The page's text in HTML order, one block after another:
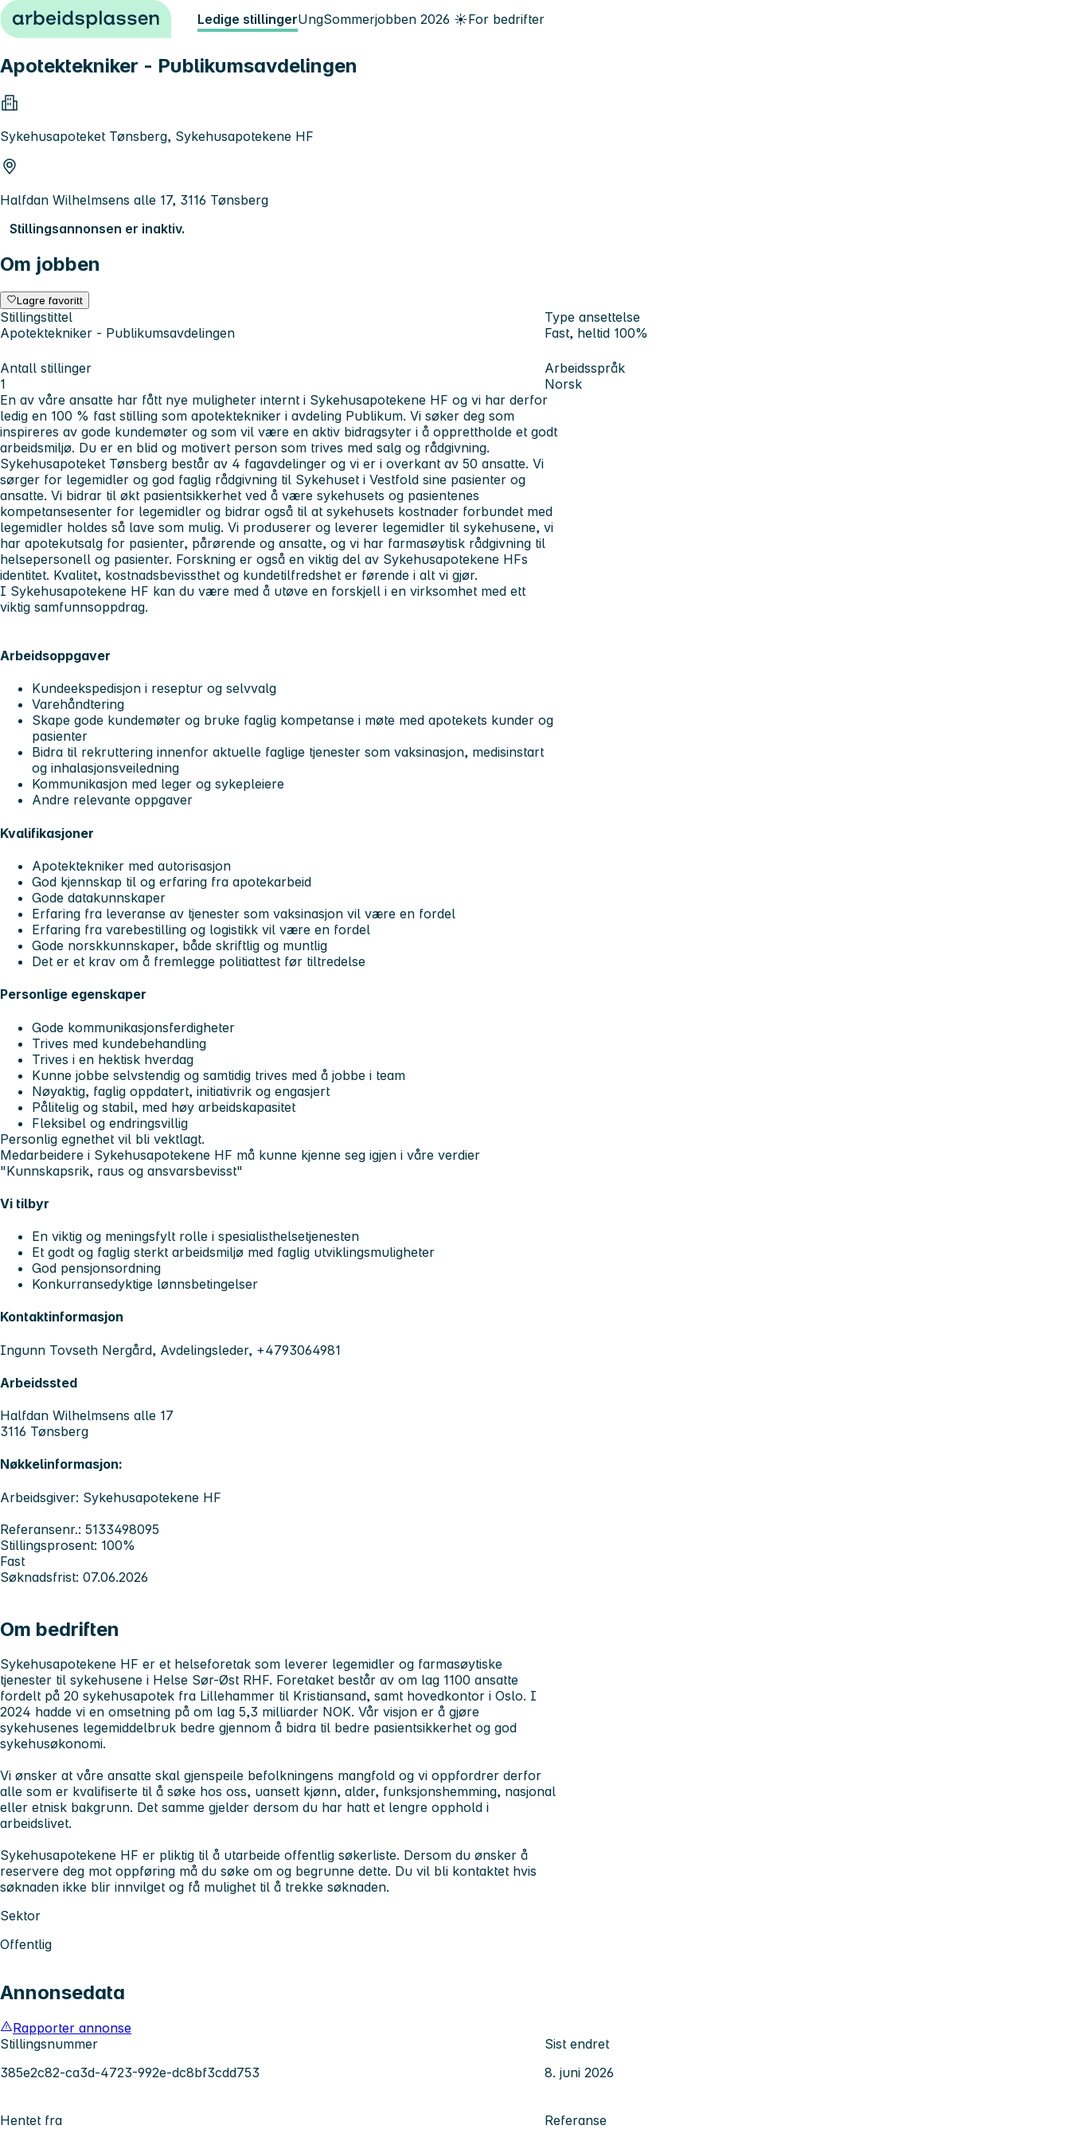
Hopp til innhold Ledige stillingerUngSommerjobben 2026 ☀️For bedrifter
Apotektekniker - Publikumsavdelingen
Sykehusapoteket Tønsberg, Sykehusapotekene HF
Halfdan Wilhelmsens alle 17, 3116 Tønsberg
Stillingsannonsen er inaktiv.
Om jobben
Lagre favoritt
Stillingstittel
Apotektekniker - Publikumsavdelingen
Type ansettelse
Fast, heltid 100%
Antall stillinger
1
Arbeidsspråk
Norsk
En av våre ansatte har fått nye muligheter internt i Sykehusapotekene HF og vi har derfor
ledig en 100 % fast stilling som apotektekniker i avdeling Publikum. Vi søker deg som
inspireres av gode kundemøter og som vil være en aktiv bidragsyter i å opprettholde et godt
arbeidsmiljø. Du er en blid og motivert person som trives med salg og rådgivning.
Sykehusapoteket Tønsberg består av 4 fagavdelinger og vi er i overkant av 50 ansatte. Vi
sørger for legemidler og god faglig rådgivning til Sykehuset i Vestfold sine pasienter og
ansatte. Vi bidrar til økt pasientsikkerhet ved å være sykehusets og pasientenes
kompetansesenter for legemidler og bidrar også til at sykehusets kostnader forbundet med
legemidler holdes så lave som mulig. Vi produserer og leverer legemidler til sykehusene, vi
har apotekutsalg for pasienter, pårørende og ansatte, og vi har farmasøytisk rådgivning til
helsepersonell og pasienter. Forskning er også en viktig del av Sykehusapotekene HFs
identitet. Kvalitet, kostnadsbevissthet og kundetilfredshet er førende i alt vi gjør.
I Sykehusapotekene HF kan du være med å utøve en forskjell i en virksomhet med ett
viktig samfunnsoppdrag.
Arbeidsoppgaver
Kundeekspedisjon i reseptur og selvvalg
Varehåndtering
Skape gode kundemøter og bruke faglig kompetanse i møte med apotekets kunder og
pasienter
Bidra til rekruttering innenfor aktuelle faglige tjenester som vaksinasjon, medisinstart
og inhalasjonsveiledning
Kommunikasjon med leger og sykepleiere
Andre relevante oppgaver
Kvalifikasjoner
Apotektekniker med autorisasjon
God kjennskap til og erfaring fra apotekarbeid
Gode datakunnskaper
Erfaring fra leveranse av tjenester som vaksinasjon vil være en fordel
Erfaring fra varebestilling og logistikk vil være en fordel
Gode norskkunnskaper, både skriftlig og muntlig
Det er et krav om å fremlegge politiattest før tiltredelse
Personlige egenskaper
Gode kommunikasjonsferdigheter
Trives med kundebehandling
Trives i en hektisk hverdag
Kunne jobbe selvstendig og samtidig trives med å jobbe i team
Nøyaktig, faglig oppdatert, initiativrik og engasjert
Pålitelig og stabil, med høy arbeidskapasitet
Fleksibel og endringsvillig
Personlig egnethet vil bli vektlagt.
Medarbeidere i Sykehusapotekene HF må kunne kjenne seg igjen i våre verdier
"Kunnskapsrik, raus og ansvarsbevisst"
Vi tilbyr
En viktig og meningsfylt rolle i spesialisthelsetjenesten
Et godt og faglig sterkt arbeidsmiljø med faglig utviklingsmuligheter
God pensjonsordning
Konkurransedyktige lønnsbetingelser
Kontaktinformasjon
Ingunn Tovseth Nergård, Avdelingsleder, +4793064981
Arbeidssted
Halfdan Wilhelmsens alle 17
3116 Tønsberg
Nøkkelinformasjon:
Arbeidsgiver: Sykehusapotekene HF
Referansenr.: 5133498095
Stillingsprosent: 100%
Fast
Søknadsfrist: 07.06.2026
Om bedriften
Sykehusapotekene HF er et helseforetak som leverer legemidler og farmasøytiske
tjenester til sykehusene i Helse Sør-Øst RHF. Foretaket består av om lag 1100 ansatte
fordelt på 20 sykehusapotek fra Lillehammer til Kristiansand, samt hovedkontor i Oslo. I
2024 hadde vi en omsetning på om lag 5,3 milliarder NOK. Vår visjon er å gjøre
sykehusenes legemiddelbruk bedre gjennom å bidra til bedre pasientsikkerhet og god
sykehusøkonomi.
Vi ønsker at våre ansatte skal gjenspeile befolkningens mangfold og vi oppfordrer derfor
alle som er kvalifiserte til å søke hos oss, uansett kjønn, alder, funksjonshemming, nasjonal
eller etnisk bakgrunn. Det samme gjelder dersom du har hatt et lengre opphold i
arbeidslivet.
Sykehusapotekene HF er pliktig til å utarbeide offentlig søkerliste. Dersom du ønsker å
reservere deg mot oppføring må du søke om og begrunne dette. Du vil bli kontaktet hvis
søknaden ikke blir innvilget og få mulighet til å trekke søknaden.
Sektor
Offentlig
Annonsedata
Rapporter annonse
Stillingsnummer
385e2c82-ca3d-4723-992e-dc8bf3cdd753
Sist endret
8. juni 2026
Hentet fra
Referanse